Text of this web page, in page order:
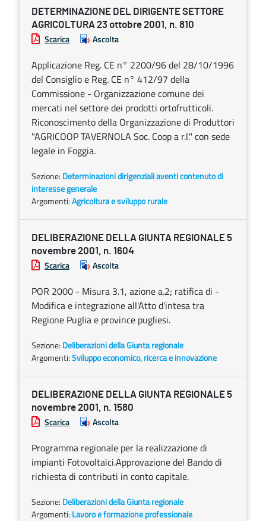
DETERMINAZIONE DEL DIRIGENTE SETTORE
AGRICOLTURA 23 ottobre 2001, n. 810
Scarica Ascolta
Applicazione Reg. CE n° 2200/96 del 28/10/1996
del Consiglio e Reg. CE n° 412/97 della
Commissione - Organizzazione comune dei
mercati nel settore dei prodotti ortofrutticoli.
Riconoscimento della Organizzazione di Produttori
"AGRICOOP TAVERNOLA Soc. Coop a r.l." con sede
legale in Foggia.
Sezione: Determinazioni dirigenziali aventi contenuto di
interesse generale
Argomenti:Agricoltura e sviluppo rurale
DELIBERAZIONE DELLA GIUNTA REGIONALE 5
novembre 2001, n. 1604
Scarica Ascolta
POR 2000 - Misura 3.1, azione a.2; ratifica di -
Modifica e integrazione all'Atto d'intesa tra
Regione Puglia e province pugliesi.
Sezione: Deliberazioni della Giunta regionale
Argomenti:Sviluppo economico, ricerca e innovazione
DELIBERAZIONE DELLA GIUNTA REGIONALE 5
novembre 2001, n. 1580
Scarica Ascolta
Programma regionale per la realizzazione di
impianti Fotovoltaici.Approvazione del Bando di
richiesta di contributi in conto capitale.
Sezione: Deliberazioni della Giunta regionale
Argomenti: Lavoro e formazione professionale